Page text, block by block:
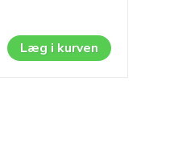
Læg i kurven